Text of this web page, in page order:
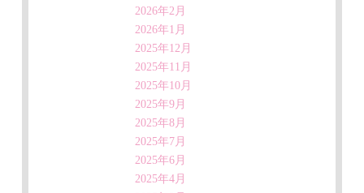
2026年2月
2026年1月
2025年12月
2025年11月
2025年10月
2025年9月
2025年8月
2025年7月
2025年6月
2025年4月